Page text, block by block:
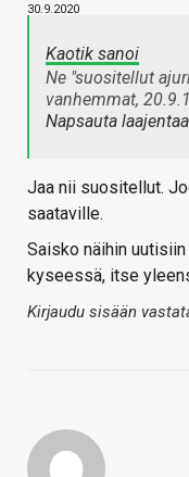
30.9.2020
Kaotik sanoi
Ne "suositellut
vanhemmat,
Napsauta
Jaa nii suositellut.
saataville.
Saisko näihin
kyseessä, itse
Kirjaudu sisään